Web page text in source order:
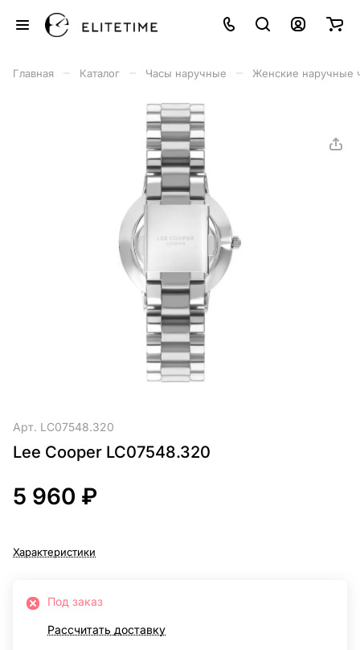
Главная Каталог Часы наручные Женские наручные
Арт. LC07548.320
Lee Cooper LC07548.320
5 960 ₽
Характеристики
Под заказ
Рассчитать доставку